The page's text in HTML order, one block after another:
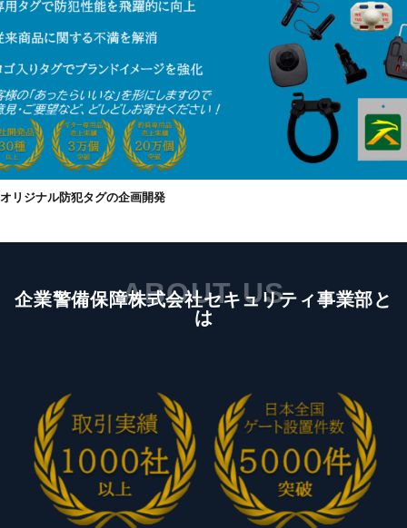
オリジナル防犯タグの企画開発
ABOUT US
企業警備保障株式会社セキュリティ事業部と
は